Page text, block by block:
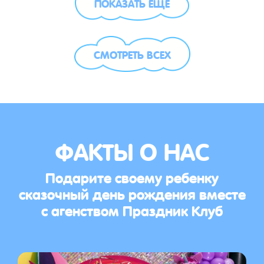
СМОТРЕТЬ ВСЕХ
ФАКТЫ О НАС
Подарите своему ребенку
сказочный день рождения вместе
с агенством Праздник Клуб